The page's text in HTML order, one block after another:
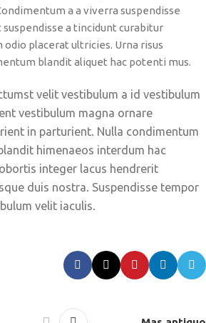
a a viverra suspendisse
a tincidunt curabitur
placerat ultricies. Urna risus
blandit aliquet hac potenti mus.
velit vestibulum a id vestibulum
vestibulum magna ornare
in parturient. Nulla condimentum
himenaeos interdum hac
integer lacus hendrerit
duis nostra. Suspendisse tempor
velit iaculis.